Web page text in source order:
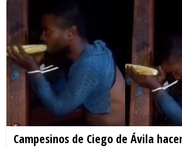
Campesinos de Ciego de Ávila